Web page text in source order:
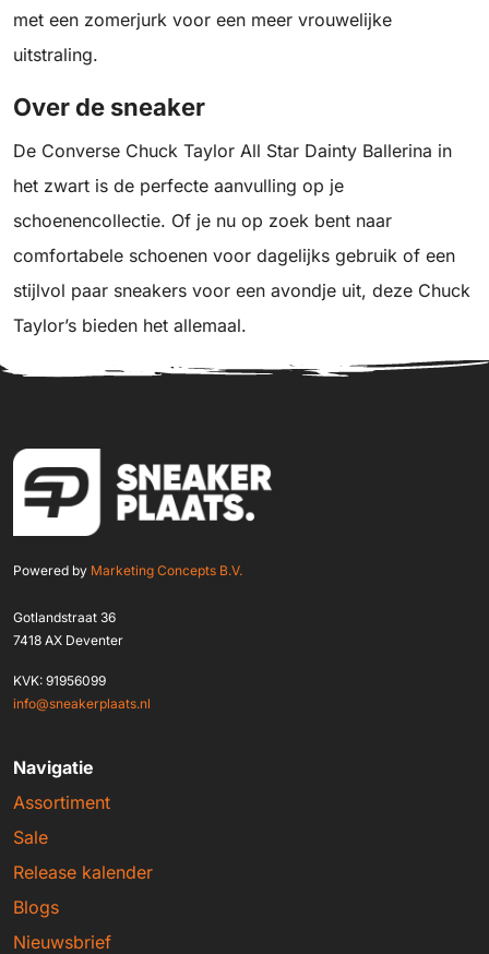
met een zomerjurk voor een meer vrouwelijke
uitstraling.
Over de sneaker
De Converse Chuck Taylor All Star Dainty Ballerina in
het zwart is de perfecte aanvulling op je
schoenencollectie. Of je nu op zoek bent naar
comfortabele schoenen voor dagelijks gebruik of een
stijlvol paar sneakers voor een avondje uit, deze Chuck
Taylor’s bieden het allemaal.
Powered by Marketing Concepts B.V.
Gotlandstraat 36
7418 AX Deventer
KVK: 91956099
info@sneakerplaats.nl
Navigatie
Assortiment
Sale
Release kalender
Blogs
Nieuwsbrief